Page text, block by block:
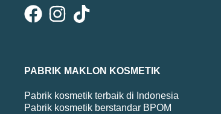
PABRIK MAKLON KOSMETIK
Pabrik kosmetik terbaik di Indonesia
Pabrik kosmetik berstandar BPOM